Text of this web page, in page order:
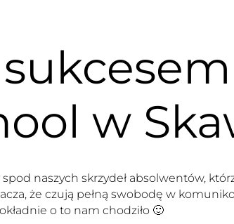
w
naszych skrzydeł absolwentów,
że czują pełną swobodę w
o to nam chodziło 🙂